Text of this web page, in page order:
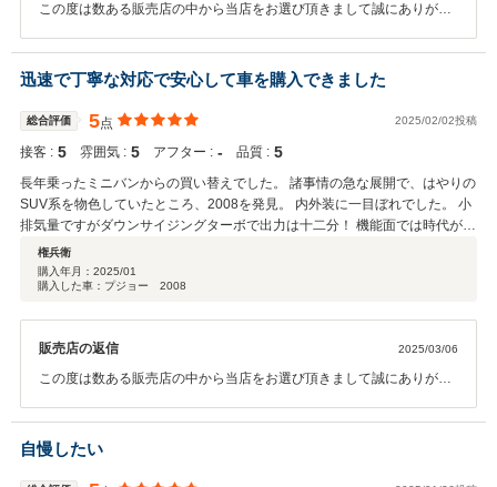
この度は数ある販売店の中から当店をお選び頂きまして誠にありがと
問い合わせください。 今後とも、宜しくお願い申します。
迅速で丁寧な対応で安心して車を購入できました
総合評価 5点 2025/02/02投稿
接客 : 5 雰囲気 : 5 アフター : ‐ 品質 : 5
長年乗ったミニバンからの買い替えでした。 諸事情の急な展開で、はやりの
SUV系を物色していたところ、2008を発見。 内外装に一目ぼれでした。 小
排気量ですがダウンサイジングターボで出力は十二分！ 機能面では時代が進
んでいて使い方がわからない機能が多い中、丁寧にご説明をいただき、こん
な私でもちゃんと運転出来ました。 また保証サポートも充実していて、有料
で延長保証プランもあり、安心して乗り出せます！
権兵衛
購入年月： 2025/01
購入した車：プジョー 2008
販売店の返信 2025/03/06
この度は数ある販売店の中から当店をお選び頂きまして誠にありがと
問い合わせください。 今後とも、宜しくお願い申します。
自慢したい